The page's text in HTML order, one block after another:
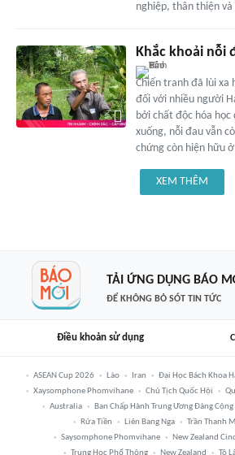
nghiệp, thân thiện và
Khắc khoải nỗi
Chiến tranh đã lùi xa
đối với nhiều người
bởi chất độc hóa học
xuống, nỗi đau vẫn
chứng còn hiện hữu
XEM THÊM
TẢI ỨNG DỤNG BÁO
ĐỂ KHÔNG BỎ SÓT TIN TỨC
Điều khoản sử dụng
ASEAN Cup 2026 Lào Iran Đại Học Bách Khoa
Xaysomphone Phomvihane
Chủ Tịch Quốc Hội
Australia
Ban Chấp Hành Trung Ương Đảng Cộng
Rửa Tiền
Liên Bang Nga Trần Thanh
Saysomphone Phomvihane
New Zealand
Trung Học Phổ Thông
New Zealand Tô